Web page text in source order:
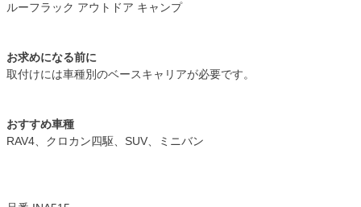
ルーフラック アウトドア キャンプ
お求めになる前に
取付けには車種別のベースキャリアが必要です。
おすすめ車種
RAV4、クロカン四駆、SUV、ミニバン